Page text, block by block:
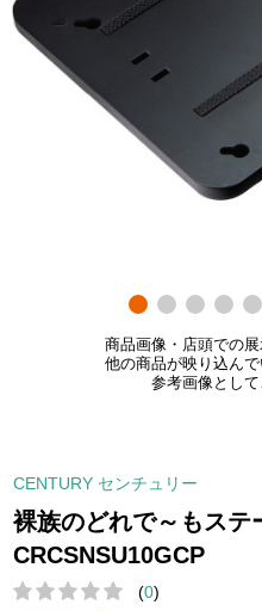
商品画像・店頭での展
他の商品が映り込んで
参考画像として
CENTURY センチュリー
裸族のどれで～もス
CRCSNSU10GCP
(0)